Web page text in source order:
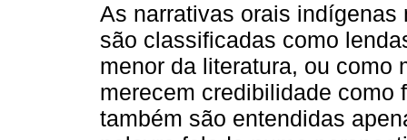
As narrativas orais indígenas
são classificadas como
menor da literatura, ou como
merecem credibilidade como
também são entendidas